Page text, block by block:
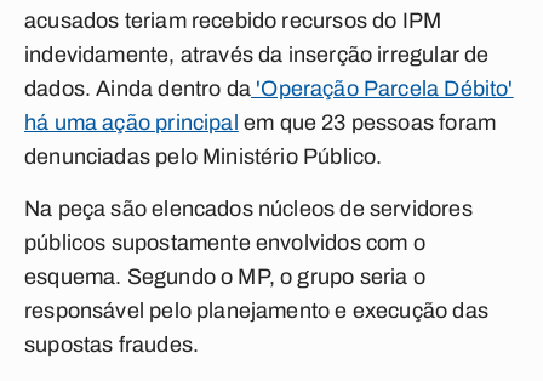
acusados teriam recebido recursos do IPM
indevidamente, através da inserção irregular de
dados. Ainda dentro da'Operação Parcela Débito'
há uma ação principal em que 23 pessoas foram
denunciadas pelo Ministério Público.
Na peça são elencados núcleos de servidores
públicos supostamente envolvidos com o
esquema. Segundo o MP, o grupo seria o
responsável pelo planejamento e execução das
supostas fraudes.